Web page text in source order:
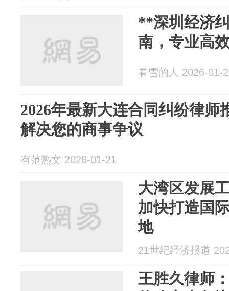
**深圳经济
南，专业高
看雪的人 2026-01-
2026年最新大连合同纠纷律师
解决您的商事争议
有范热文 2026-01-21
大湾区发展
加快打造国
地
21世纪经济报道
王胜久律师